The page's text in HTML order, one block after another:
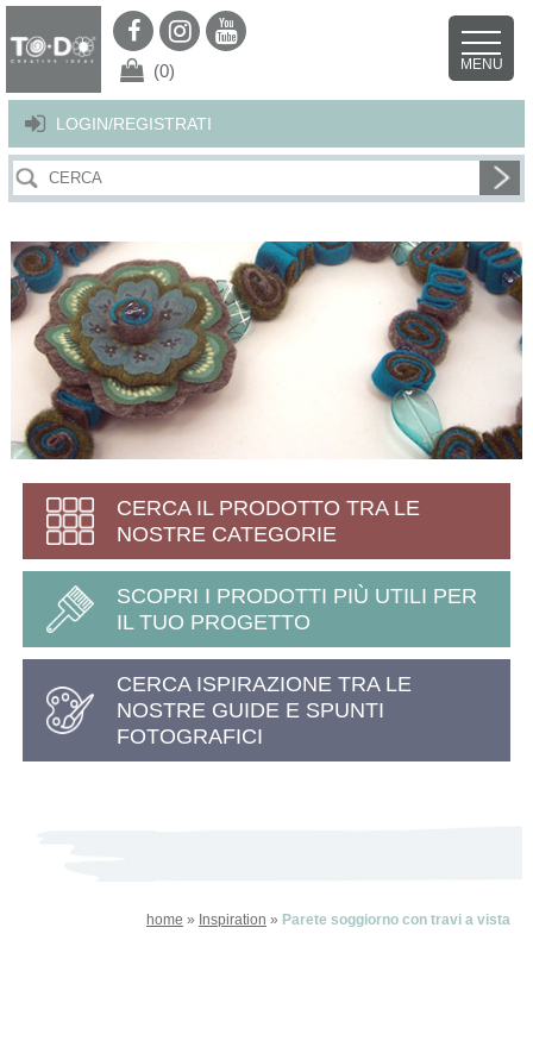
Per offrirti il miglior servizio possibile questo sito utilizza i cookies.
Continuando la navigazione nel sito autorizzi l’uso dei cookies. Per ulteriori
LOGIN/REGISTRATI
(0) MENU
CERCA IL PRODOTTO TRA LE
NOSTRE CATEGORIE
SCOPRI I PRODOTTI PIÙ UTILI PER
IL TUO PROGETTO
CERCA ISPIRAZIONE TRA LE
NOSTRE GUIDE E SPUNTI
FOTOGRAFICI
home » Inspiration » Parete soggiorno con travi a vista